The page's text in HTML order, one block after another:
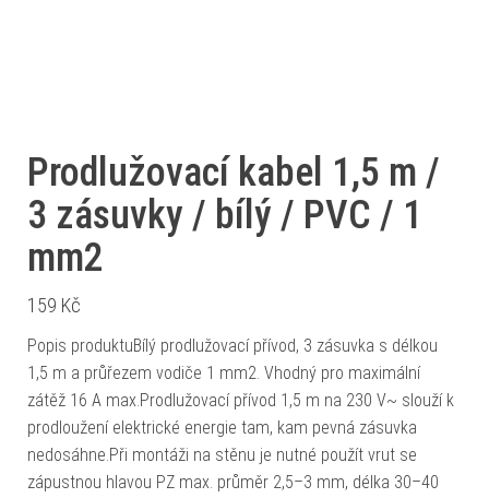
Prodlužovací kabel 1,5 m /
3 zásuvky / bílý / PVC / 1
mm2
159 Kč
Popis produktuBílý prodlužovací přívod, 3 zásuvka s délkou
1,5 m a průřezem vodiče 1 mm2. Vhodný pro maximální
zátěž 16 A max.Prodlužovací přívod 1,5 m na 230 V~ slouží k
prodloužení elektrické energie tam, kam pevná zásuvka
nedosáhne.Při montáži na stěnu je nutné použít vrut se
zápustnou hlavou PZ max. průměr 2,5–3 mm, délka 30–40